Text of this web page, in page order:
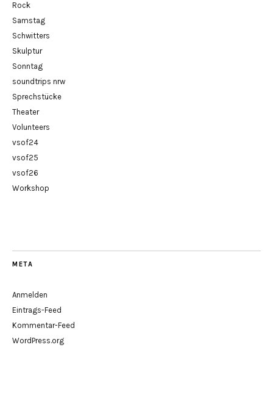
Rock
Samstag
Schwitters
Skulptur
Sonntag
soundtrips nrw
Sprechstücke
Theater
Volunteers
vsof24
vsof25
vsof26
Workshop
META
Anmelden
Eintrags-Feed
Kommentar-Feed
WordPress.org